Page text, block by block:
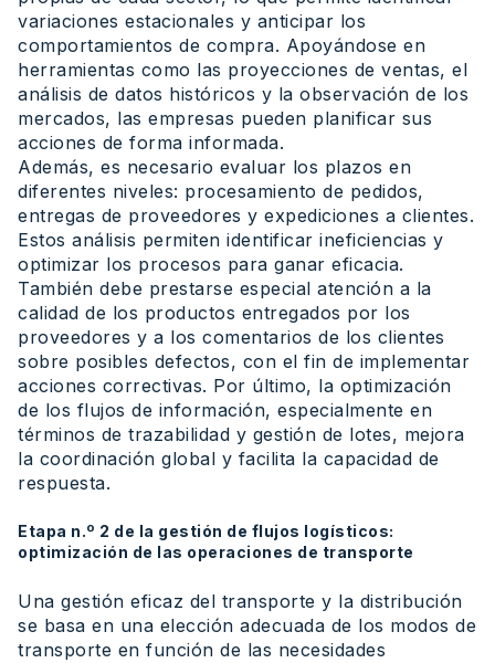
variaciones estacionales y anticipar los
comportamientos de compra. Apoyándose en
herramientas como las proyecciones de ventas, el
análisis de datos históricos y la observación de los
mercados, las empresas pueden planificar sus
acciones de forma informada.
Además, es necesario evaluar los plazos en
diferentes niveles: procesamiento de pedidos,
entregas de proveedores y expediciones a clientes.
Estos análisis permiten identificar ineficiencias y
optimizar los procesos para ganar eficacia.
También debe prestarse especial atención a la
calidad de los productos entregados por los
proveedores y a los comentarios de los clientes
sobre posibles defectos, con el fin de implementar
acciones correctivas. Por último, la optimización
de los flujos de información, especialmente en
términos de trazabilidad y gestión de lotes, mejora
la coordinación global y facilita la capacidad de
respuesta.
Etapa n.º 2 de la gestión de flujos logísticos:
optimización de las operaciones de transporte
Una gestión eficaz del transporte y la distribución
se basa en una elección adecuada de los modos de
transporte en función de las necesidades